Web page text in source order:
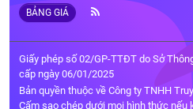
BẢNG GIÁ
Giấy phép số 02/GP-TTĐT do Sở
cấp ngày 06/01/2025
Bản quyền thuộc về Công ty TNHH
Cấm sao chép dưới mọi hình thức nếu